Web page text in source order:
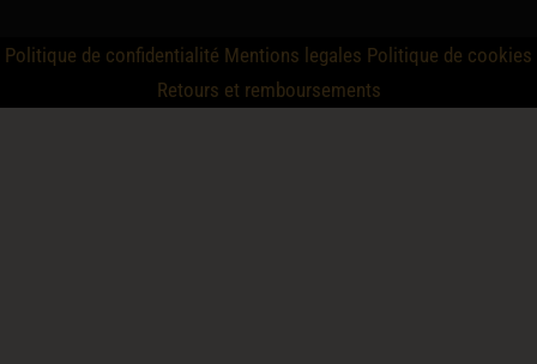
Politique de confidentialité Mentions legales Politique de cookies
Retours et remboursements